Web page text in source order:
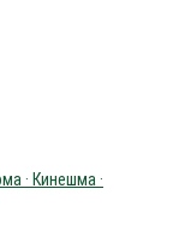
· Кинешма ·